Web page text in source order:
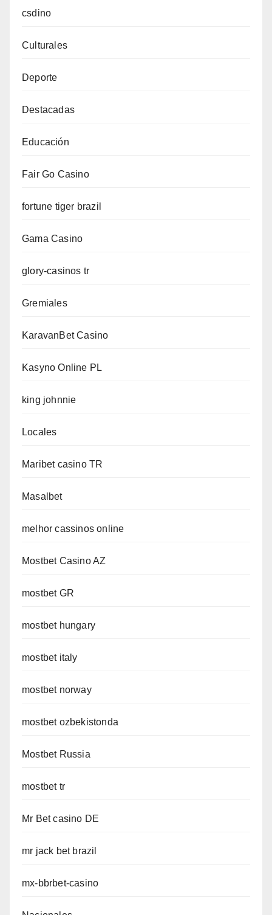
csdino
Culturales
Deporte
Destacadas
Educación
Fair Go Casino
fortune tiger brazil
Gama Casino
glory-casinos tr
Gremiales
KaravanBet Casino
Kasyno Online PL
king johnnie
Locales
Maribet casino TR
Masalbet
melhor cassinos online
Mostbet Casino AZ
mostbet GR
mostbet hungary
mostbet italy
mostbet norway
mostbet ozbekistonda
Mostbet Russia
mostbet tr
Mr Bet casino DE
mr jack bet brazil
mx-bbrbet-casino